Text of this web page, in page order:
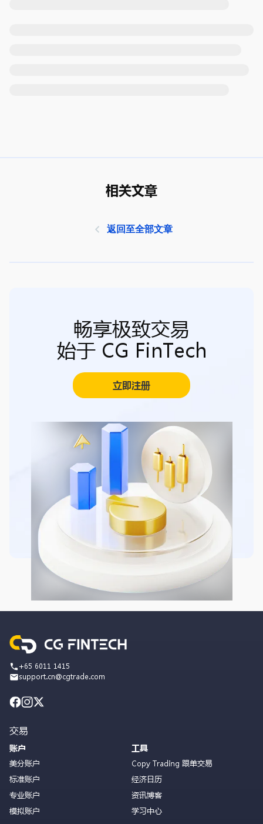
相关文章
返回至全部文章
畅享极致交易
始于 CG FinTech
立即注册
+65 6011 1415
support.cn@cgtrade.com
交易
账户
美分账户
标准账户
专业账户
模拟账户
工具
Copy Trading 跟单交易
经济日历
资讯博客
学习中心